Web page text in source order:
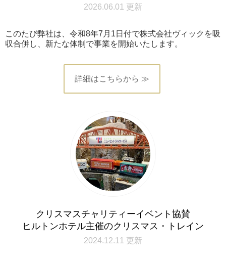
2026.06.01 更新
このたび弊社は、令和8年7月1日付で株式会社ヴィックを吸
収合併し、新たな体制で事業を開始いたします。
詳細はこちらから ≫
クリスマスチャリティーイベント協賛
ヒルトンホテル主催のクリスマス・トレイン
2024.12.11 更新